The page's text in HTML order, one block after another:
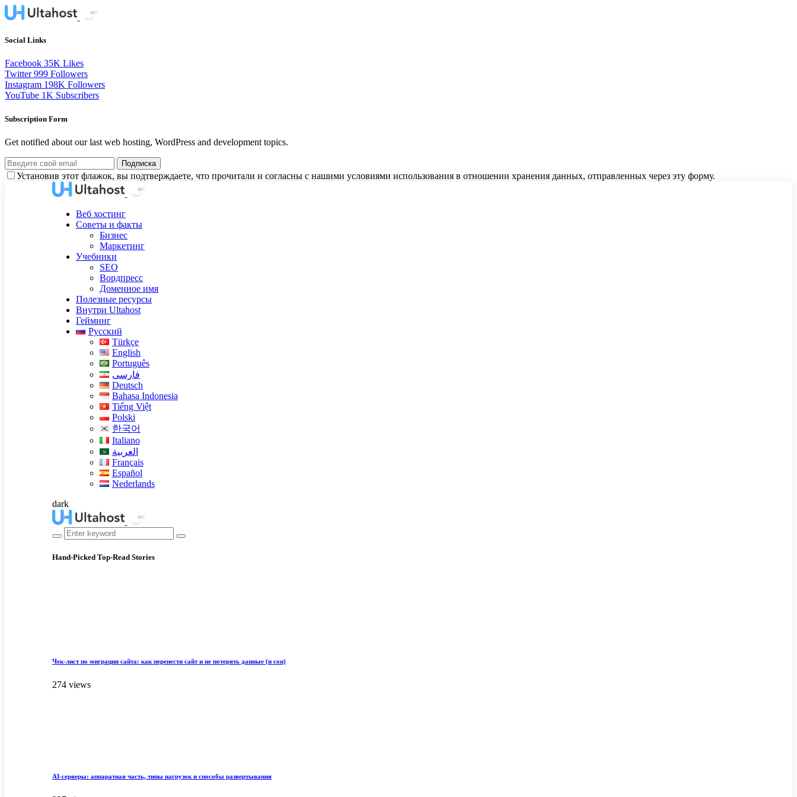
Social Links
Facebook 35K Likes
Twitter 999 Followers
Instagram 198K Followers
YouTube 1K Subscribers
Subscription Form
Get notified about our last web hosting, WordPress and development topics.
Подписка
Установив этот флажок, вы подтверждаете, что прочитали и согласны с нашими условиями использования в отношении хранения данных, отправленных через эту форму.
Веб хостинг
Советы и факты
Бизнес
Маркетинг
Учебники
SEO
Вордпресс
Доменное имя
Полезные ресурсы
Внутри Ultahost
Гейминг
Русский
Türkçe
English
Português
فارسی
Deutsch
Bahasa Indonesia
Tiếng Việt
Polski
한국어
Italiano
العربية
Français
Español
Nederlands
dark
Hand-Picked Top-Read Stories
Чек-лист по миграции сайта: как перенести сайт и не потерять данные (и сон)
274 views
AI-серверы: аппаратная часть, типы нагрузок и способы развертывания